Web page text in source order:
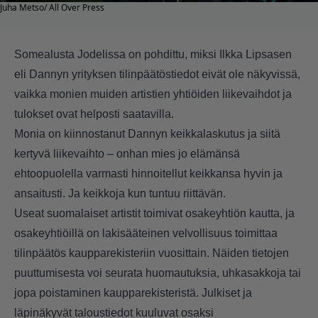
Juha Metso/ All Over Press
Somealusta Jodelissa on pohdittu, miksi Ilkka Lipsasen
eli Dannyn yrityksen tilinpäätöstiedot eivät ole näkyvissä,
vaikka monien muiden artistien yhtiöiden liikevaihdot ja
tulokset ovat helposti saatavilla.
Monia on kiinnostanut Dannyn keikkalaskutus ja siitä
kertyvä liikevaihto – onhan mies jo elämänsä
ehtoopuolella varmasti hinnoitellut keikkansa hyvin ja
ansaitusti. Ja keikkoja kun tuntuu riittävän.
Useat suomalaiset artistit toimivat osakeyhtiön kautta, ja
osakeyhtiöillä on lakisääteinen velvollisuus toimittaa
tilinpäätös kaupparekisteriin vuosittain. Näiden tietojen
puuttumisesta voi seurata huomautuksia, uhkasakkoja tai
jopa poistaminen kaupparekisteristä. Julkiset ja
läpinäkyvät taloustiedot kuuluvat osaksi